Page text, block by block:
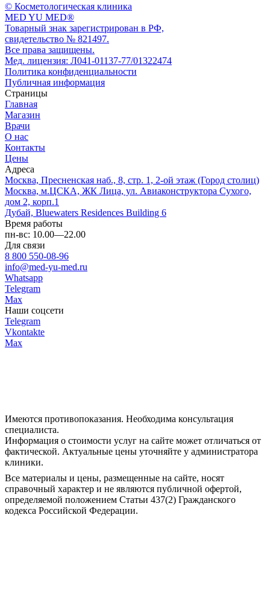
© Косметологическая клиника
MED YU MED®
Товарный знак зарегистрирован в РФ,
свидетельство № 821497.
Все права защищены.
Мед. лицензия: Л041-01137-77/01322474
Политика конфиденциальности
Публичная информация
Страницы
Главная
Магазин
Врачи
О нас
Контакты
Цены
Адреса
Москва, Пресненская наб., 8, стр. 1, 2-ой этаж (Город столиц)
Москва, м.ЦСКА, ЖК Лица, ул. Авиаконструктора Сухого,
дом 2, корп.1
Дубай, Bluewaters Residences Building 6
Время работы
пн-вс: 10.00—22.00
Для связи
8 800 550-08-96
info@med-yu-med.ru
Whatsapp
Telegram
Max
Наши соцсети
Telegram
Vkontakte
Max
Все материалы и цены, размещенные на сайте, носят
справочный характер и не являются публичной офертой,
определяемой положением Статьи 437(2) Гражданского
кодекса Российской Федерации.